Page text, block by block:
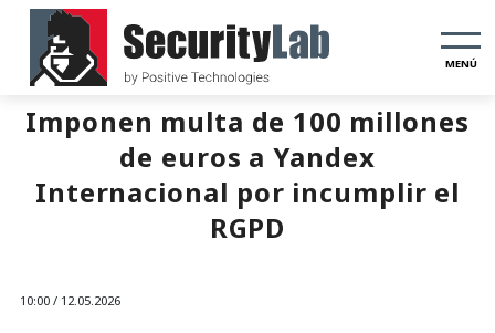
MENÚ
Imponen multa de 100 millones
de euros a Yandex
Internacional por incumplir el
RGPD
10:00 / 12.05.2026